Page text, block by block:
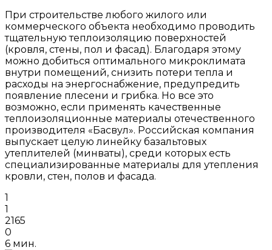
При строительстве любого жилого или
коммерческого объекта необходимо проводить
тщательную теплоизоляцию поверхностей
(кровля, стены, пол и фасад). Благодаря этому
можно добиться оптимального микроклимата
внутри помещений, снизить потери тепла и
расходы на энергоснабжение, предупредить
появление плесени и грибка. Но все это
возможно, если применять качественные
теплоизоляционные материалы отечественного
производителя «Басвул». Российская компания
выпускает целую линейку базальтовых
утеплителей (минваты), среди которых есть
специализированные материалы для утепления
кровли, стен, полов и фасада.
1
1
2165
0
6 мин.